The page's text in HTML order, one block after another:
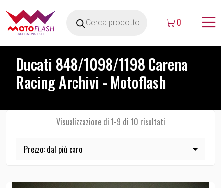
0
Ducati 848/1098/1198 Carena
Racing Archivi - Motoflash
Visualizzazione di 1-9 di 10 risultati